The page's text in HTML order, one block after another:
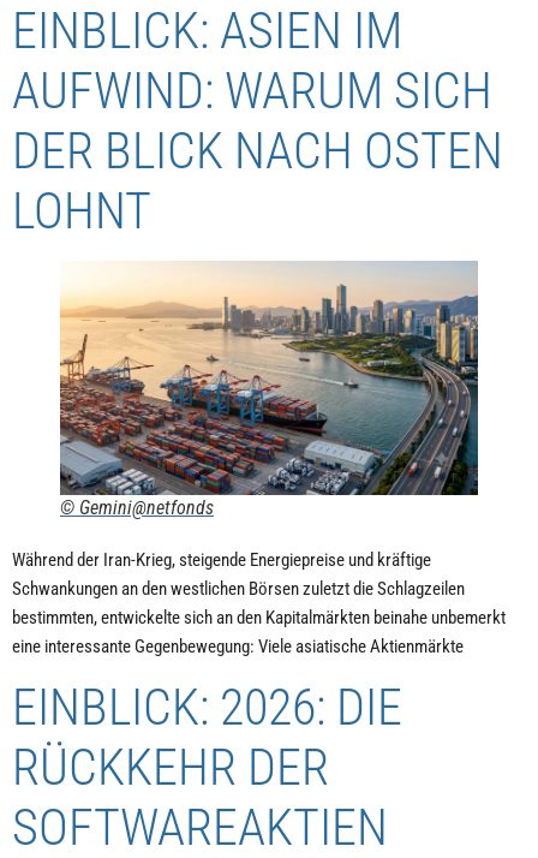
EINBLICK: ASIEN IM
AUFWIND: WARUM SICH
DER BLICK NACH OSTEN
LOHNT
© Gemini@netfonds
Während der Iran-Krieg, steigende Energiepreise und kräftige
Schwankungen an den westlichen Börsen zuletzt die Schlagzeilen
bestimmten, entwickelte sich an den Kapitalmärkten beinahe unbemerkt
eine interessante Gegenbewegung: Viele asiatische Aktienmärkte
EINBLICK: 2026: DIE
RÜCKKEHR DER
SOFTWAREAKTIEN